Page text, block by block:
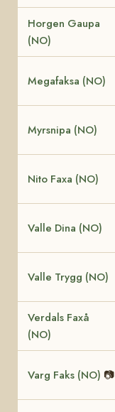
Horgen Gaupa
(NO)
Megafaksa (NO)
Myrsnipa (NO)
Nito Faxa (NO)
Valle Dina (NO)
Valle Trygg (NO)
Verdals Faxå
(NO)
Varg Faks (NO) 📷